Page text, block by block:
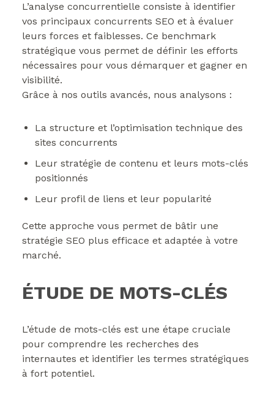
L’analyse concurrentielle consiste à identifier
vos principaux concurrents SEO et à évaluer
leurs forces et faiblesses. Ce benchmark
stratégique vous permet de définir les efforts
nécessaires pour vous démarquer et gagner en
visibilité.
Grâce à nos outils avancés, nous analysons :
La structure et l’optimisation technique des
sites concurrents
Leur stratégie de contenu et leurs mots-clés
positionnés
Leur profil de liens et leur popularité
Cette approche vous permet de bâtir une
stratégie SEO plus efficace et adaptée à votre
marché.
ÉTUDE DE MOTS-CLÉS
L’étude de mots-clés est une étape cruciale
pour comprendre les recherches des
internautes et identifier les termes stratégiques
à fort potentiel.